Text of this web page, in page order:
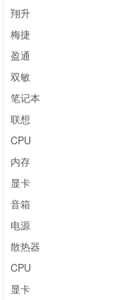
翔升
梅捷
盈通
双敏
笔记本
联想
CPU
内存
显卡
音箱
电源
散热器
CPU
显卡